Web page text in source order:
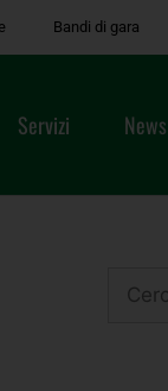
Bandi di gara
Servizi News